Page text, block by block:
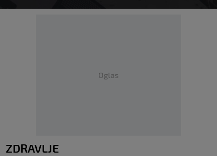
Oglas
ZDRAVLJE